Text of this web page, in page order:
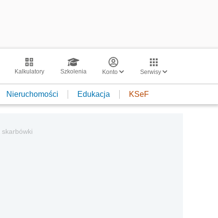
Kalkulatory Szkolenia Konto Serwisy
Nieruchomości Edukacja KSeF